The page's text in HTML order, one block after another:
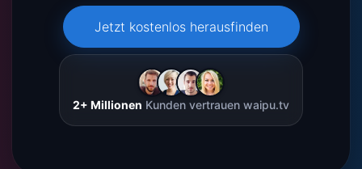
Jetzt kostenlos herausfinden
2+ Millionen Kunden vertrauen waipu.tv